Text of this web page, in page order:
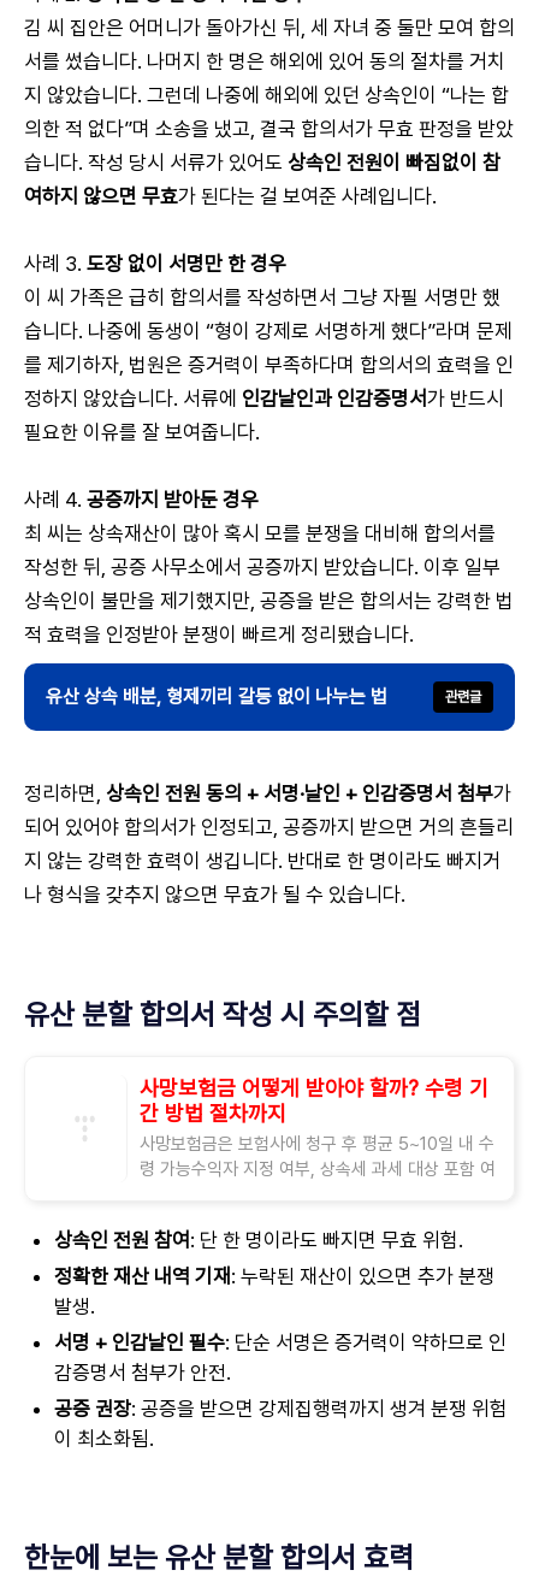
김 씨 집안은 어머니가 돌아가신 뒤, 세 자녀 중 둘만 모여 합의
서를 썼습니다. 나머지 한 명은 해외에 있어 동의 절차를 거치
지 않았습니다. 그런데 나중에 해외에 있던 상속인이 “나는 합
의한 적 없다”며 소송을 냈고, 결국 합의서가 무효 판정을 받았
습니다. 작성 당시 서류가 있어도 상속인 전원이 빠짐없이 참
여하지 않으면 무효가 된다는 걸 보여준 사례입니다.
사례 3. 도장 없이 서명만 한 경우
이 씨 가족은 급히 합의서를 작성하면서 그냥 자필 서명만 했
습니다. 나중에 동생이 “형이 강제로 서명하게 했다”라며 문제
를 제기하자, 법원은 증거력이 부족하다며 합의서의 효력을 인
정하지 않았습니다. 서류에 인감날인과 인감증명서가 반드시
필요한 이유를 잘 보여줍니다.
사례 4. 공증까지 받아둔 경우
최 씨는 상속재산이 많아 혹시 모를 분쟁을 대비해 합의서를
작성한 뒤, 공증 사무소에서 공증까지 받았습니다. 이후 일부
상속인이 불만을 제기했지만, 공증을 받은 합의서는 강력한 법
적 효력을 인정받아 분쟁이 빠르게 정리됐습니다.
유산 상속 배분, 형제끼리 갈등 없이 나누는 법
정리하면, 상속인 전원 동의 + 서명·날인 + 인감증명서 첨부가
되어 있어야 합의서가 인정되고, 공증까지 받으면 거의 흔들리
지 않는 강력한 효력이 생깁니다. 반대로 한 명이라도 빠지거
나 형식을 갖추지 않으면 무효가 될 수 있습니다.
유산 분할 합의서 작성 시 주의할 점
사망보험금 어떻게 받아야 할까? 수령 기
간 방법 절차까지
사망보험금은 보험사에 청구 후 평균 5~10일 내 수
령 가능수익자 지정 여부, 상속세 과세 대상 포함 여
상속인 전원 참여 : 단 한 명이라도 빠지면 무효 위험.
정확한 재산 내역 기재 : 누락된 재산이 있으면 추가 분쟁
발생.
서명 + 인감날인 필수: 단순 서명은 증거력이 약하므로 인
감증명서 첨부가 안전.
공증 권장: 공증을 받으면 강제집행력까지 생겨 분쟁 위험
이 최소화됨.
한눈에 보는 유산 분할 합의서 효력